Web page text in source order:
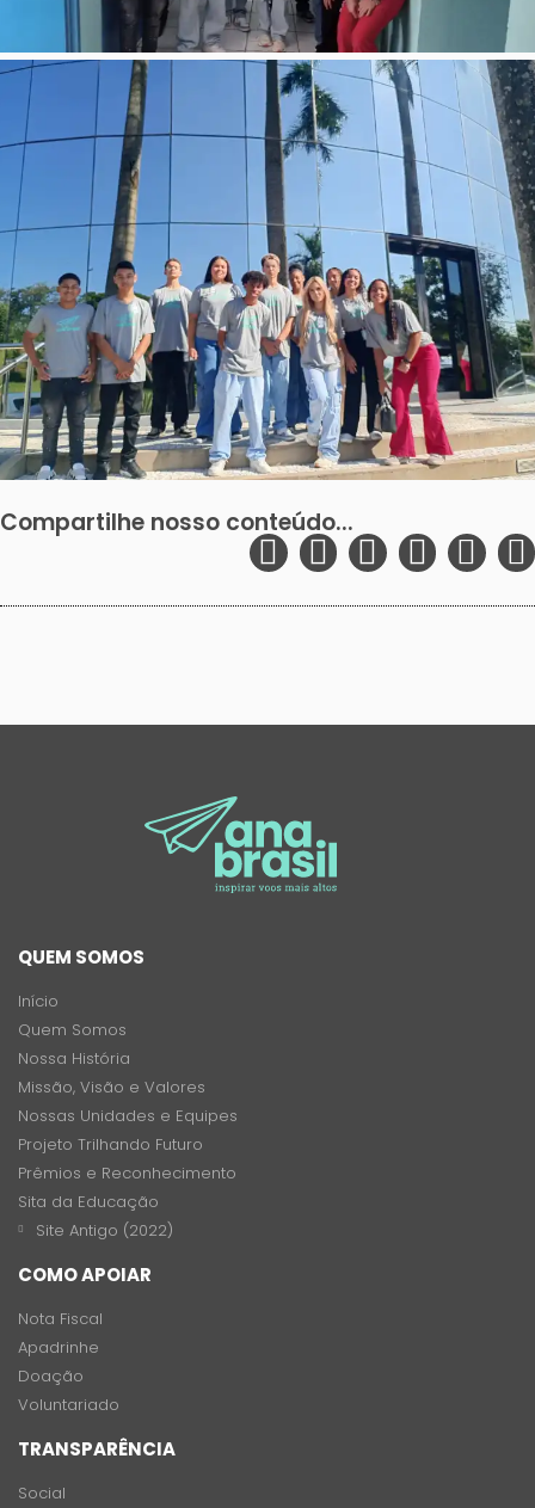
Compartilhe nosso conteúdo...
QUEM SOMOS
Início
Quem Somos
Nossa História
Missão, Visão e Valores
Nossas Unidades e Equipes
Projeto Trilhando Futuro
Prêmios e Reconhecimento
Sita da Educação
Site Antigo (2022)
COMO APOIAR
Nota Fiscal
Apadrinhe
Doação
Voluntariado
TRANSPARÊNCIA
Social